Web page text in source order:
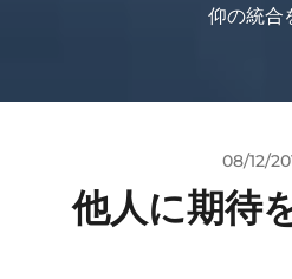
仰の統合
08/12/
他人に期待